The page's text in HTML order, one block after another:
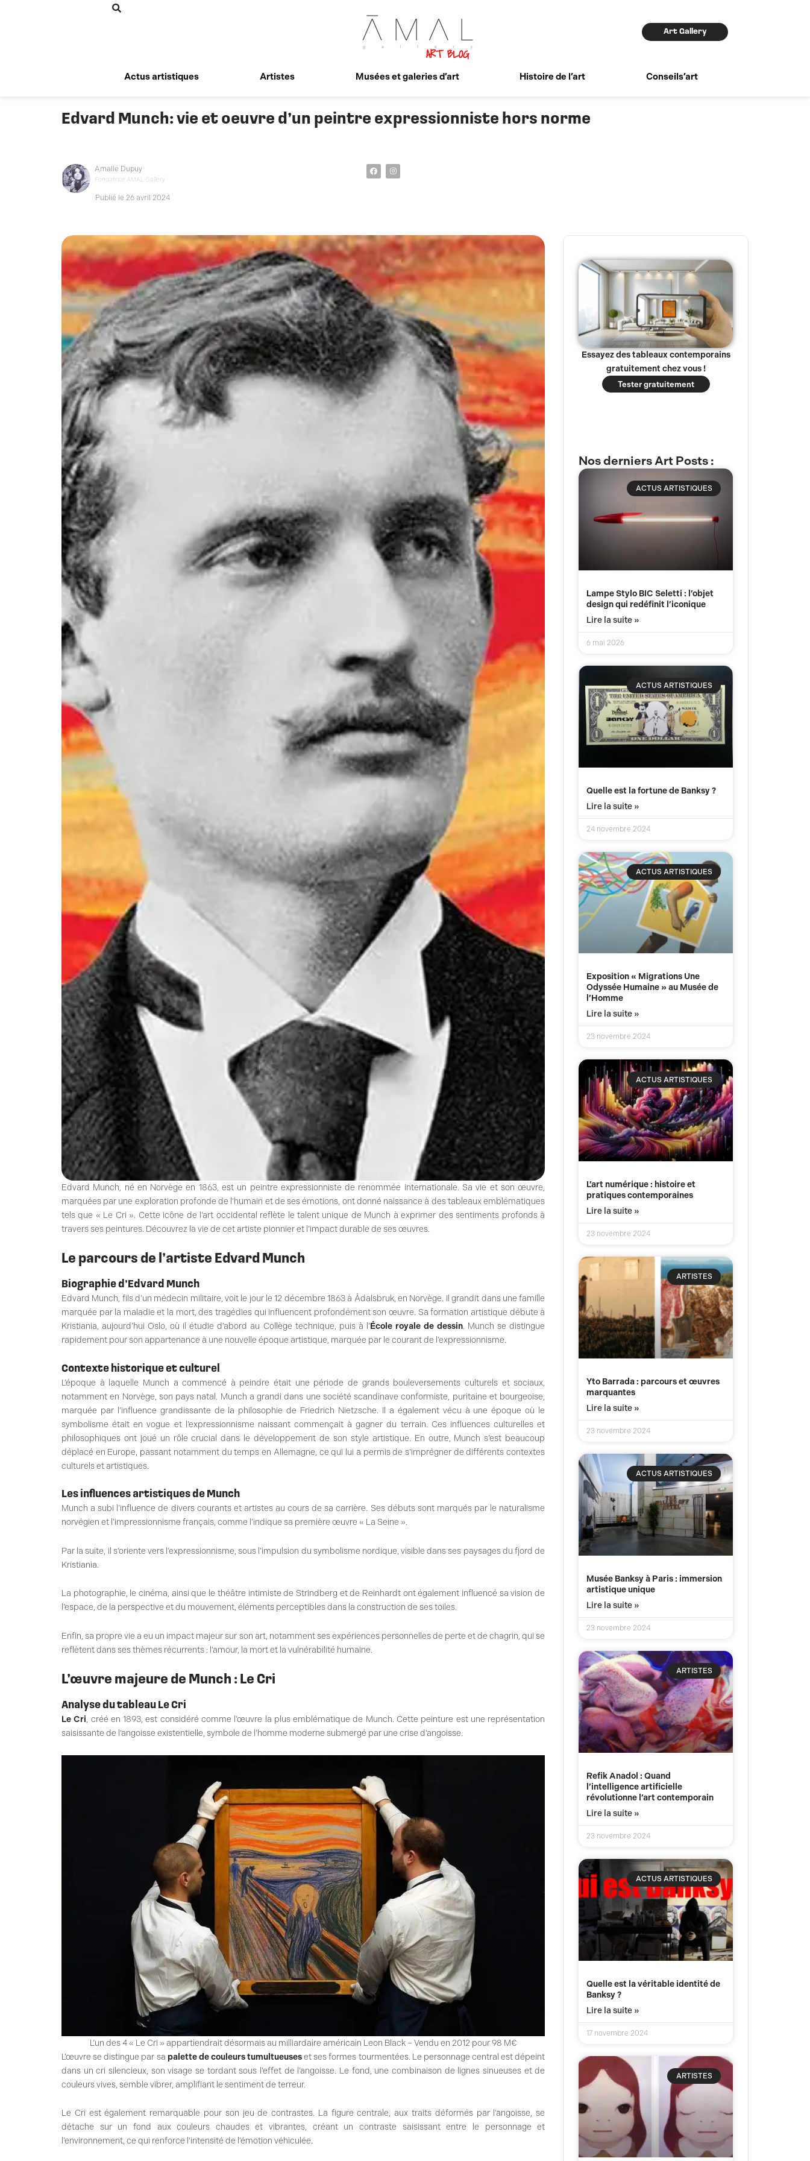
Art Gallery
Actus artistiques Artistes Musées et galeries d’art Histoire de l’art Conseils’art
Edvard Munch: vie et oeuvre d’un peintre expressionniste hors norme
Amalle Dupuy
Fondatrice AMAL Gallery
Publié le 26 avril 2024
F
a
c
I
n
s
Edvard Munch, né en Norvège en 1863, est un peintre expressionniste de renommée internationale. Sa vie et son œuvre,
marquées par une exploration profonde de l’humain et de ses émotions, ont donné naissance à des tableaux emblématiques
tels que « Le Cri ». Cette icône de l’art occidental reflète le talent unique de Munch à exprimer des sentiments profonds à
travers ses peintures. Découvrez la vie de cet artiste pionnier et l’impact durable de ses œuvres.
Le parcours de l’artiste Edvard Munch
Biographie d’Edvard Munch
Edvard Munch, fils d’un médecin militaire, voit le jour le 12 décembre 1863 à Ådalsbruk, en Norvège. Il grandit dans une famille
marquée par la maladie et la mort, des tragédies qui influencent profondément son œuvre. Sa formation artistique débute à
Kristiania, aujourd’hui Oslo, où il étudie d’abord au Collège technique, puis à l’École royale de dessin. Munch se distingue
rapidement pour son appartenance à une nouvelle époque artistique, marquée par le courant de l’expressionnisme.
Contexte historique et culturel
L’époque à laquelle Munch a commencé à peindre était une période de grands bouleversements culturels et sociaux,
notamment en Norvège, son pays natal. Munch a grandi dans une société scandinave conformiste, puritaine et bourgeoise,
marquée par l’influence grandissante de la philosophie de Friedrich Nietzsche. Il a également vécu à une époque où le
symbolisme était en vogue et l’expressionnisme naissant commençait à gagner du terrain. Ces influences culturelles et
philosophiques ont joué un rôle crucial dans le développement de son style artistique. En outre, Munch s’est beaucoup
déplacé en Europe, passant notamment du temps en Allemagne, ce qui lui a permis de s’imprégner de différents contextes
culturels et artistiques.
Les influences artistiques de Munch
Munch a subi l’influence de divers courants et artistes au cours de sa carrière. Ses débuts sont marqués par le naturalisme
norvégien et l’impressionnisme français, comme l’indique sa première œuvre « La Seine ».
Par la suite, il s’oriente vers l’expressionnisme, sous l’impulsion du symbolisme nordique, visible dans ses paysages du fjord de
Kristiania.
La photographie, le cinéma, ainsi que le théâtre intimiste de Strindberg et de Reinhardt ont également influencé sa vision de
l’espace, de la perspective et du mouvement, éléments perceptibles dans la construction de ses toiles.
Enfin, sa propre vie a eu un impact majeur sur son art, notamment ses expériences personnelles de perte et de chagrin, qui se
reflètent dans ses thèmes récurrents : l’amour, la mort et la vulnérabilité humaine.
L’œuvre majeure de Munch : Le Cri
Analyse du tableau Le Cri
Le Cri, créé en 1893, est considéré comme l’œuvre la plus emblématique de Munch. Cette peinture est une représentation
saisissante de l’angoisse existentielle, symbole de l’homme moderne submergé par une crise d’angoisse.
L’un des 4 « Le Cri » appartiendrait désormais au milliardaire américain Leon Black – Vendu en 2012 pour 98 M€
L’œuvre se distingue par sa palette de couleurs tumultueuseset ses formes tourmentées. Le personnage central est dépeint
dans un cri silencieux, son visage se tordant sous l’effet de l’angoisse. Le fond, une combinaison de lignes sinueuses et de
couleurs vives, semble vibrer, amplifiant le sentiment de terreur.
Le Cri est également remarquable pour son jeu de contrastes. La figure centrale, aux traits déformés par l’angoisse, se
détache sur un fond aux couleurs chaudes et vibrantes, créant un contraste saisissant entre le personnage et
l’environnement, ce qui renforce l’intensité de l’émotion véhiculée.
Nos derniers Art Posts :
ACTUS ARTISTIQUES
Lampe Stylo BIC Seletti : l’objet
design qui redéfinit l’iconique
Lire la suite »
6 mai 2026
ACTUS ARTISTIQUES
Quelle est la fortune de Banksy ?
Lire la suite »
24 novembre 2024
ACTUS ARTISTIQUES
Exposition « Migrations Une
Odyssée Humaine » au Musée de
l’Homme
Lire la suite »
23 novembre 2024
ACTUS ARTISTIQUES
L’art numérique : histoire et
pratiques contemporaines
Lire la suite »
23 novembre 2024
ARTISTES
Yto Barrada : parcours et œuvres
marquantes
Lire la suite »
23 novembre 2024
ACTUS ARTISTIQUES
Musée Banksy à Paris : immersion
artistique unique
Lire la suite »
23 novembre 2024
ARTISTES
Refik Anadol : Quand
l’intelligence artificielle
révolutionne l’art contemporain
Lire la suite »
23 novembre 2024
ACTUS ARTISTIQUES
Quelle est la véritable identité de
Banksy ?
Lire la suite »
17 novembre 2024
ARTISTES
Essayez des tableaux contemporains
gratuitement chez vous !
Tester gratuitement